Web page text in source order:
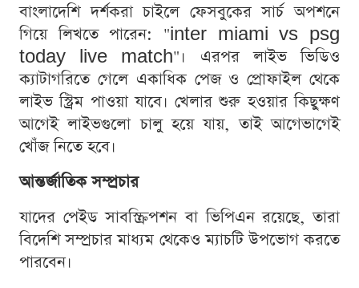
বাংলাদেশি দর্শকরা চাইলে ফেসবুকের সার্চ অপশনে
গিয়ে লিখতে পারেন: "inter miami vs psg
today live match"। এরপর লাইভ ভিডিও
ক্যাটাগরিতে গেলে একাধিক পেজ ও প্রোফাইল থেকে
লাইভ স্ট্রিম পাওয়া যাবে। খেলার শুরু হওয়ার কিছুক্ষণ
আগেই লাইভগুলো চালু হয়ে যায়, তাই আগেভাগেই
খোঁজ নিতে হবে।
আন্তর্জাতিক সম্প্রচার
যাদের পেইড সাবস্ক্রিপশন বা ভিপিএন রয়েছে, তারা
বিদেশি সম্প্রচার মাধ্যম থেকেও ম্যাচটি উপভোগ করতে
পারবেন।